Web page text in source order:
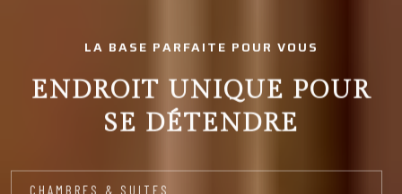
LA BASE PARFAITE POUR VOUS
ENDROIT UNIQUE POUR
SE DÉTENDRE
CHAMBRES & SUITES